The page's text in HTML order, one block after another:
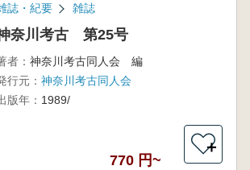
誌・紀要 雑誌
奈川考古 第25号
者： 神奈川考古同人会 編
行元： 神奈川考古同人会
版年： 1989/
770 円~
＋